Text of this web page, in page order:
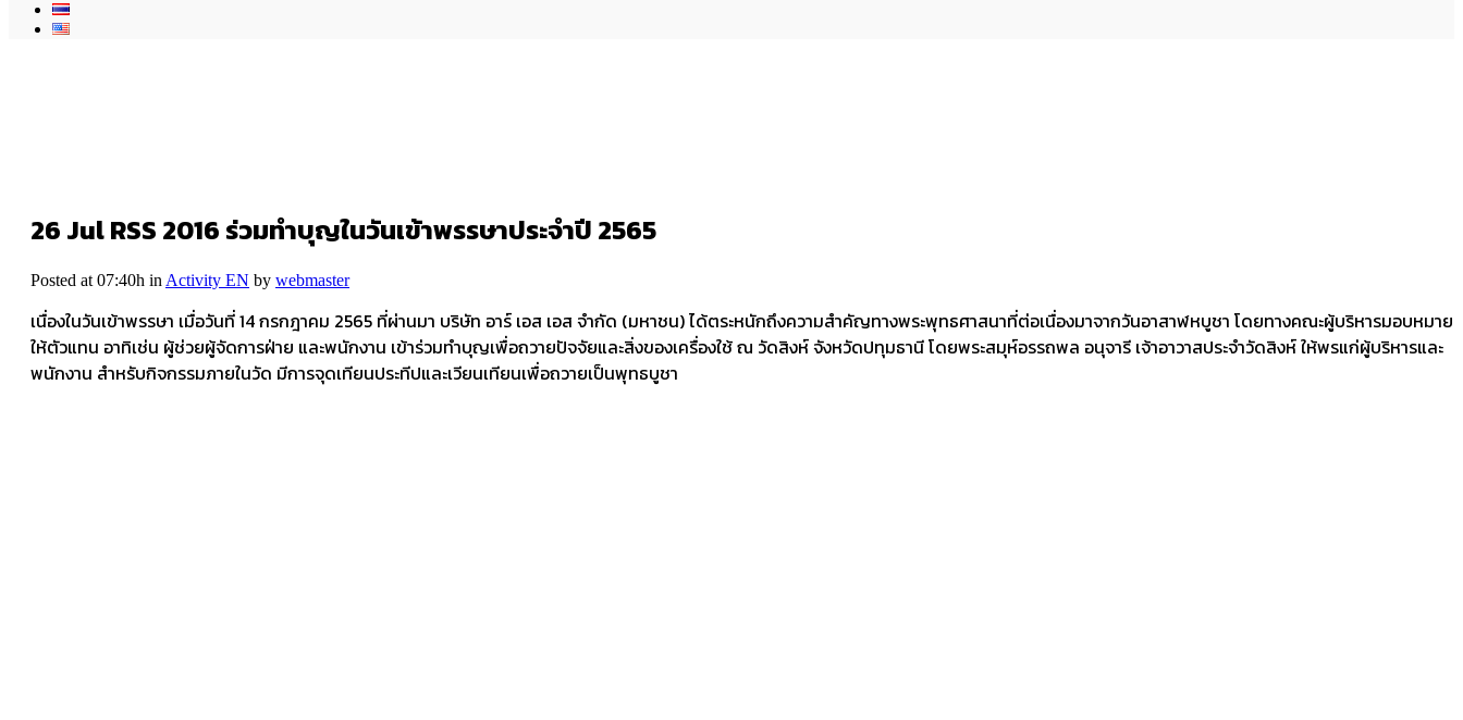
26 JulRSS 2016 ร่วมทำบุญในวันเข้าพรรษาประจำปี 2565
Posted at 07:40h in Activity EN by webmaster
เนื่องในวันเข้าพรรษา เมื่อวันที่ 14 กรกฎาคม 2565 ที่ผ่านมา บริษัท อาร์ เอส เอส จำกัด (มหาชน) ได้ตระหนักถึงความสำคัญทางพระพุทธศาสนาที่ต่อเนื่องมาจากวันอาสาฬหบูชา โดยทางคณะผู้บริหารมอบหมาย
ให้ตัวแทน อาทิเช่น ผู้ช่วยผู้จัดการฝ่าย และพนักงาน เข้าร่วมทำบุญเพื่อถวายปัจจัยและสิ่งของเครื่องใช้ ณ วัดสิงห์ จังหวัดปทุมธานี โดยพระสมุห์อรรถพล อนุจารี เจ้าอาวาสประจำวัดสิงห์ ให้พรแก่ผู้บริหารและ
พนักงาน สำหรับกิจกรรมภายในวัด มีการจุดเทียนประทีปและเวียนเทียนเพื่อถวายเป็นพุทธบูชา